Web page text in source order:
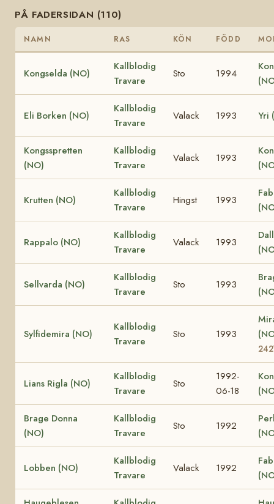
PÅ FADERSIDAN (110)
NAMN RAS KÖN FÖDD
Kongselda (NO)
Kallblodig
Travare
Sto 1994
Eli Borken (NO)
Kallblodig
Travare
Valack 1993 Yri
Kongsspretten
(NO)
Kallblodig
Travare
Valack 1993
Krutten (NO)
Kallblodig
Travare
Hingst 1993
Rappalo (NO)
Kallblodig
Travare
Valack 1993
Sellvarda (NO)
Kallblodig
Travare
Sto 1993
Sylfidemira (NO)
Kallblodig
Travare
Sto 1993
Lians Rigla (NO)
Kallblodig
Travare
Sto
1992-
06-18
Brage Donna
(NO)
Kallblodig
Travare
Sto 1992
Lobben (NO)
Kallblodig
Travare
Valack 1992